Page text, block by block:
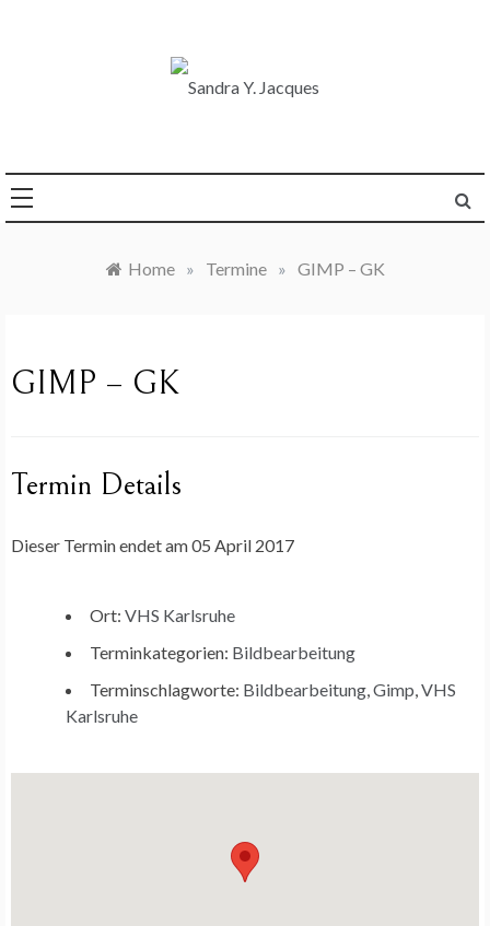
Home » Termine » GIMP – GK
GIMP – GK
Termin Details
Dieser Termin endet am 05 April 2017
Ort: VHS Karlsruhe
Terminkategorien: Bildbearbeitung
Terminschlagworte: Bildbearbeitung,Gimp,VHS
Karlsruhe